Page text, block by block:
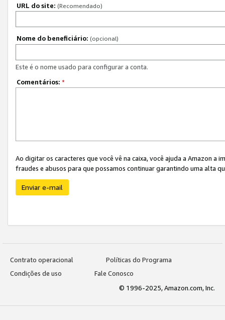
URL do site: (Recomendado)
Nome do beneficiário: (opcional)
Este é o nome usado para configurar a conta.
Comentários: *
Ao digitar os caracteres que você vê na caixa, você ajuda a Amazon
fraudes e abusos para que possamos continuar garantindo uma alta
Enviar e-mail
Contrato operacional
Políticas do Programa
Condições de uso
Fale Conosco
© 1996-2025, Amazon.com, Inc.